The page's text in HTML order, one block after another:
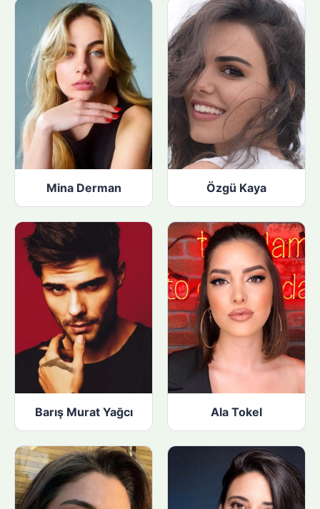
n
Mina Derman Özgü Kaya
Barış Murat Yağcı Ala Tokel